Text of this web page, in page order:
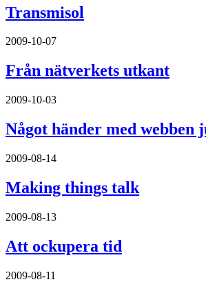
Transmisol
2009-10-07
Från nätverkets utkant
2009-10-03
Något händer med webben
2009-08-14
Making things talk
2009-08-13
Att ockupera tid
2009-08-11